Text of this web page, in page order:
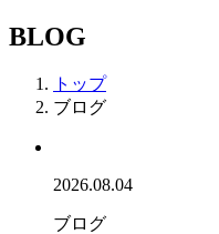
BLOG
トップ
ブログ
2026.08.04
ブログ